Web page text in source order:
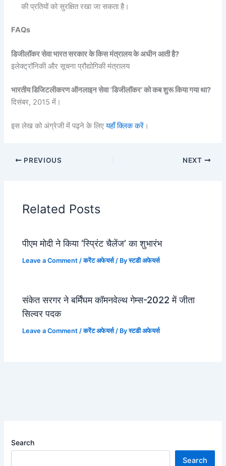
की प्रतियों को सुरक्षित रखा जा सकता है।
FAQs
डिजीलॉकर सेवा भारत सरकार के किस मंत्रालय के अधीन आती है?
इलेक्ट्रॉनिकी और सूचना प्रौद्योगिकी मंत्रालय
भारतीय डिजिटलीकरण ऑनलाइन सेवा ‘डिजीलॉकर’ को कब शुरू किया गया था?
दिसंबर, 2015 में।
इस लेख को अंग्रेजी में पढ़ने के लिएयहाँ क्लिक करें ।
PREVIOUS NEXT
Related Posts
पीएम मोदी ने किया ‘स्प्रिंट चैलेंज’ का शुभारंभ
Leave a Comment /करेंट अफेयर्स/ Byस्टडी अफेयर्स
संकेत सरगर ने बर्मिंघम कॉमनवेल्थ गेम्स-2022 में जीता
सिल्वर पदक
Leave a Comment /करेंट अफेयर्स/ Byस्टडी अफेयर्स
Search
Search